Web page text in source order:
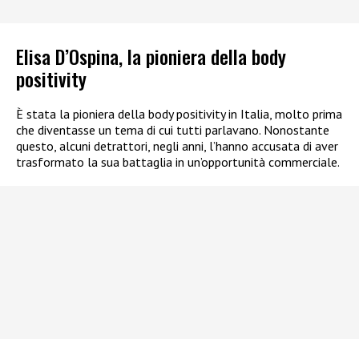
Elisa D’Ospina, la pioniera della body
positivity
È stata la pioniera della body positivity in Italia, molto prima
che diventasse un tema di cui tutti parlavano. Nonostante
questo, alcuni detrattori, negli anni, l’hanno accusata di aver
trasformato la sua battaglia in un’opportunità commerciale.